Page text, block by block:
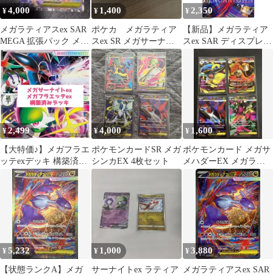
¥4,000
メガラティアスex SAR
MEGA 拡張パック メガ
シンフォニア
¥ 1,400
ポケカ メガラティア
スex SR メガサーナイ
トex SR
¥ 2,350
【新品】メガラティア
スex SAR ディスプレイ
¥2,499
【大特価♪】メガフラエ
ッテexデッキ 構築済み
デッキ メガサーナイト
exデッキ
¥4,000
ポケモンカードSR メガ
シンカEX 4枚セット
¥ 1,600
ポケモンカード メガサ
メハダーEX メガラテ
ィアスなどSR4枚セッ
¥5,232
【状態ランクA】メガ
¥ 1,000
サーナイトex ラティア
¥3,880
メガラティアスex SAR